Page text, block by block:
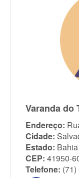
Varanda do
Endereço:
Cidade:
Estado: Bahia
CEP: 41950-
Telefone: